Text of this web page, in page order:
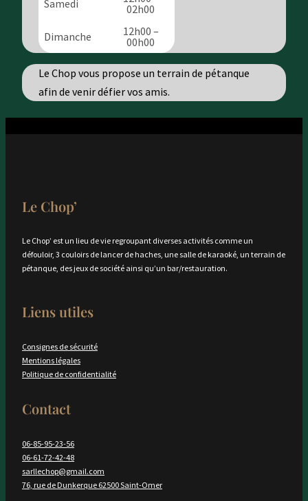
Samedi
02h00
Dimanche
12h00 –
00h00
Le Chop vous propose un terrain de pétanque
afin de venir défier vos amis.
Le Chop’
Le Chop’ est un lieu de vie regroupant diverses activités comme un
défouloir, 3 couloirs de lancer de haches, une salle de karaoké, un terrain de
pétanque, des jeux de société ainsi qu’un bar/restauration.
Liens utiles
Consignes de sécurité
Mentions légales
Politique de confidentialité
Contact
06-85-95-23-56
06-61-72-42-48
sarllechop@gmail.com
76, rue de Dunkerque 62500 Saint-Omer